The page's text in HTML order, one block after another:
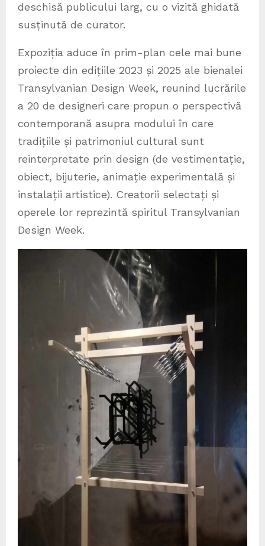
deschisă publicului larg, cu o vizită ghidată
susținută de curator.
Expoziția aduce în prim-plan cele mai bune
proiecte din edițiile 2023 și 2025 ale bienalei
Transylvanian Design Week, reunind lucrările
a 20 de designeri care propun o perspectivă
contemporană asupra modului în care
tradițiile și patrimoniul cultural sunt
reinterpretate prin design (de vestimentație,
obiect, bijuterie, animație experimentală și
instalații artistice). Creatorii selectați și
operele lor reprezintă spiritul Transylvanian
Design Week.